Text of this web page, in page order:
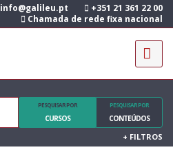
info@galileu.pt
+351 21 361 22 00
Chamada de rede fixa nacional
PESQUISAR POR
CURSOS
PESQUISAR POR
CONTEÚDOS
+ FILTROS